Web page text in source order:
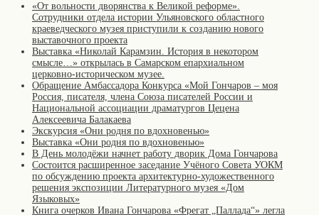
«От вольности дворянства к Великой реформе».
Сотрудники отдела истории Ульяновского областного
краеведческого музея приступили к созданию нового
выставочного проекта
Выставка «Николай Карамзин. История в некотором
смысле…» открылась в Самарском епархиальном
церковно-историческом музее.
Обращение Амбассадора Конкурса «Мой Гончаров – моя
Россия, писателя, члена Союза писателей России и
Национальной ассоциации драматургов Цецена
Алексеевича Балакаева
Экскурсия «Они родня по вдохновенью»
Выставка «Они родня по вдохновенью»
В День молодёжи начнет работу дворик Дома Гончарова
Состоится расширенное заседание Учёного Совета УОКМ
по обсуждению проекта архитектурно-художественного
решения экспозиции Литературного музея «Дом
Языковых»
Книга очерков Ивана Гончарова «Фрегат „Паллада“» легла